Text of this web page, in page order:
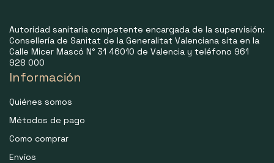
Autoridad sanitaria competente encargada de la supervisión:
Consellería de Sanitat de la Generalitat Valenciana sita en la
Calle Micer Mascó N° 31 46010 de Valencia y teléfono 961
928 000
Información
Quiénes somos
Métodos de pago
Como comprar
Envíos